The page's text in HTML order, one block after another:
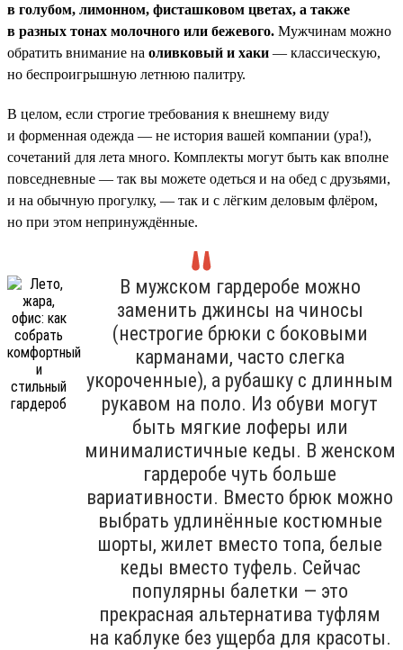
в голубом, лимонном, фисташковом цветах, а также
в разных тонах молочного или бежевого. Мужчинам можно
обратить внимание на оливковый и хаки — классическую,
но беспроигрышную летнюю палитру.
В целом, если строгие требования к внешнему виду
и форменная одежда — не история вашей компании (ура!),
сочетаний для лета много. Комплекты могут быть как вполне
повседневные — так вы можете одеться и на обед с друзьями,
и на обычную прогулку, — так и с лёгким деловым флёром,
но при этом непринуждённые.
В мужском гардеробе можно
заменить джинсы на чиносы
(нестрогие брюки с боковыми
карманами, часто слегка
укороченные), а рубашку с длинным
рукавом на поло. Из обуви могут
быть мягкие лоферы или
минималистичные кеды. В женском
гардеробе чуть больше
вариативности. Вместо брюк можно
выбрать удлинённые костюмные
шорты, жилет вместо топа, белые
кеды вместо туфель. Сейчас
популярны балетки — это
прекрасная альтернатива туфлям
на каблуке без ущерба для красоты.